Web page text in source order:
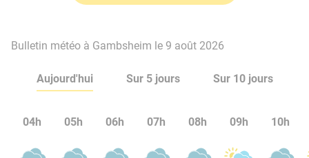
Bulletin météo à Gambsheim le 9 août 2026
Aujourd'hui Sur 5 jours Sur 10 jours
04h 05h 06h 07h 08h 09h 10h